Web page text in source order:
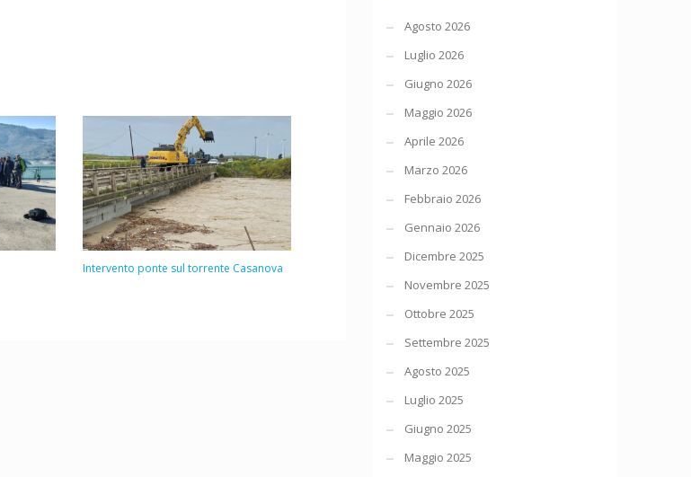
Intervento ponte sul torrente Casanova
Agosto 2026
Luglio 2026
Giugno 2026
Maggio 2026
Aprile 2026
Marzo 2026
Febbraio 2026
Gennaio 2026
Dicembre 2025
Novembre 2025
Ottobre 2025
Settembre 2025
Agosto 2025
Luglio 2025
Giugno 2025
Maggio 2025